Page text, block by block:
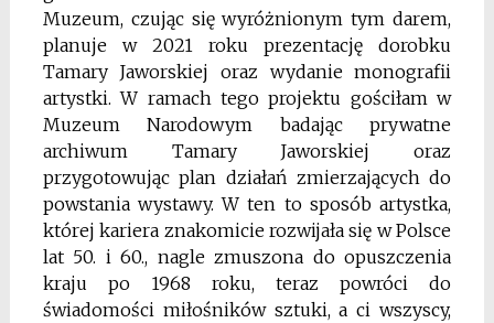
Muzeum, czując się wyróżnionym tym darem,
planuje w 2021 roku prezentację dorobku
Tamary Jaworskiej oraz wydanie monografii
artystki. W ramach tego projektu gościłam w
Muzeum Narodowym badając prywatne
archiwum Tamary Jaworskiej oraz
przygotowując plan działań zmierzających do
powstania wystawy. W ten to sposób artystka,
której kariera znakomicie rozwijała się w Polsce
lat 50. i 60., nagle zmuszona do opuszczenia
kraju po 1968 roku, teraz powróci do
świadomości miłośników sztuki, a ci wszyscy,